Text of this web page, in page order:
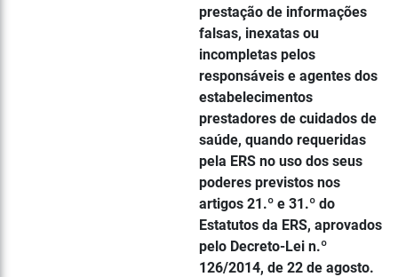
prestação de informações
falsas, inexatas ou
incompletas pelos
responsáveis e agentes dos
estabelecimentos
prestadores de cuidados de
saúde, quando requeridas
pela ERS no uso dos seus
poderes previstos nos
artigos 21.º e 31.º do
Estatutos da ERS, aprovados
pelo Decreto-Lei n.º
126/2014, de 22 de agosto.